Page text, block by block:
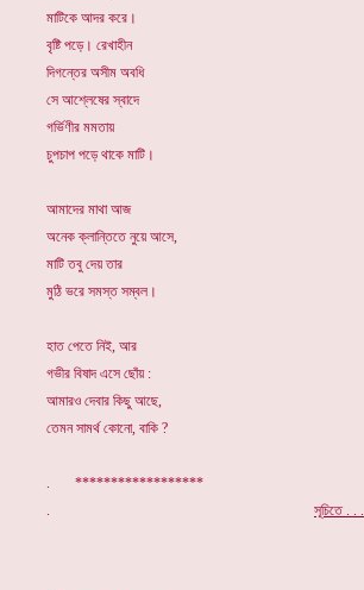
মাটিকে আদর করে।
বৃষ্টি পড়ে। রেখাহীন
দিগন্তের অসীম অবধি
সে আশ্লেষের স্বাদে
গর্ভিণীর মমতায়
চুপচাপ পড়ে থাকে মাটি।
আমাদের মাথা আজ
অনেক ক্লান্তিতে নুয়ে আসে,
মাটি তবু দেয় তার
মুঠি ভরে সমস্ত সম্বল।
হাত পেতে নিই, আর
গভীর বিষাদ এসে ছোঁয় :
আমারও দেবার কিছু আছে,
তেমন সামর্থ কোনো, বাকি ?
. ******************
. সূচিতে . . .